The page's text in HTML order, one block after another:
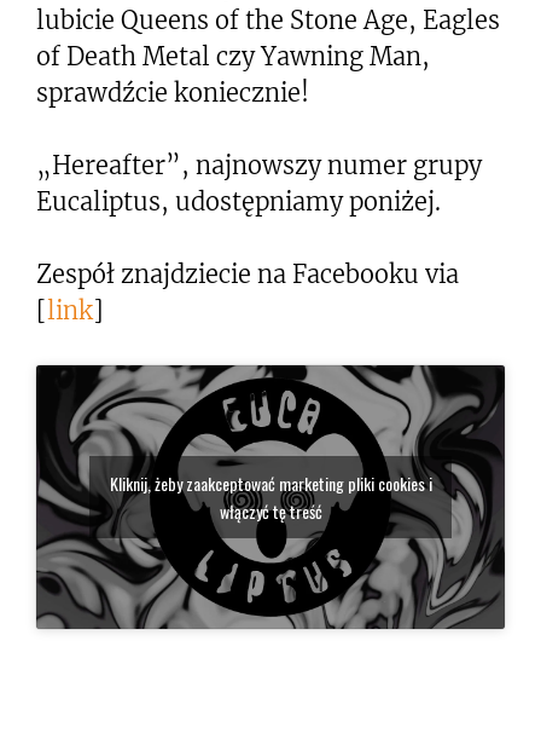
lubicie Queens of the Stone Age, Eagles
of Death Metal czy Yawning Man,
sprawdźcie koniecznie!
„Hereafter”, najnowszy numer grupy
Eucaliptus, udostępniamy poniżej.
Zespół znajdziecie na Facebooku via
[link]
Kliknij, żeby zaakceptować marketing pliki cookies i
włączyć tę treść